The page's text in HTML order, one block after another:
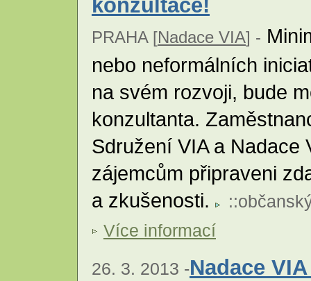
konzultace!
PRAHA [Nadace VIA] -
nebo neformálních
na svém rozvoji, bude
konzultanta.
Sdružení VIA a Nadace
zájemcům připraveni
a zkušenosti.
::
Více informací
26. 3. 2013 -Nadace